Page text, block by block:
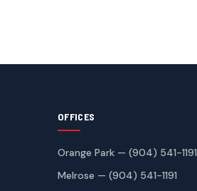
OFFICES
Orange Park — (904) 541-1191
Melrose — (904) 541-1191